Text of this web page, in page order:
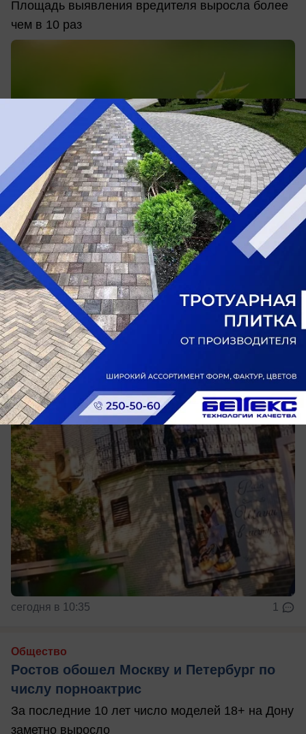
Площадь выявления вредителя выросла более
чем в 10 раз
сегодня в 11:33
Общество
В Батайске закрыли кафе после
массового отравления посетителей
Дальнейшую судьбу заведения решит суд
сегодня в 10:35 1
Общество
Ростов обошел Москву и Петербург по
числу порноактрис
За последние 10 лет число моделей 18+ на Дону
заметно выросло